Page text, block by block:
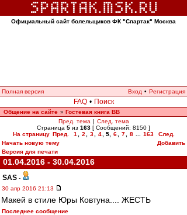
Официальный сайт болельщиков ФК "Спартак" Москва
Полная версия Вход • Регистрация
FAQ • Поиск
Общение на сайте » Гостевая книга ВВ
Пред. тема | След. тема
Страница 5 из 163 [ Сообщений: 8150 ]
На страницу Пред. 1 2 3 4 5, 6 7 8 163
След.
Начать новую тему
Добавить
Версия для печати
01.04.2016 - 30.04.2016
SAS -
30 апр 2016 21:13
Макей в стиле Юры Ковтуна.... ЖЕСТЬ
Последнее сообщение